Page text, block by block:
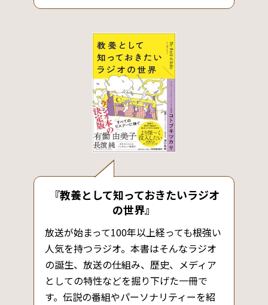
『教養として知っておきたいラジオ
の世界』
放送が始まって100年以上経っても根強い
人気を持つラジオ。本書はそんなラジオ
の誕生、放送の仕組み、歴史、メディア
としての特性などを掘り下げた一冊で
す。伝説の番組やパーソナリティーを紹